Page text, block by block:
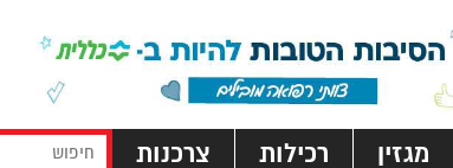
מגזין רכילות צרכנות